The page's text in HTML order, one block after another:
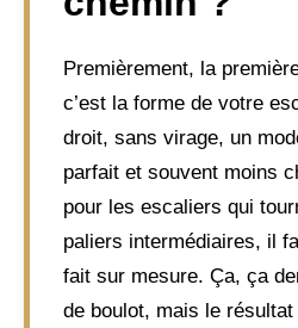
Premièrement, la
c’est la forme de votre
droit, sans virage, un
parfait et souvent moins
pour les escaliers qui
paliers intermédiaires, il
fait sur mesure. Ça, ça
de boulot, mais le